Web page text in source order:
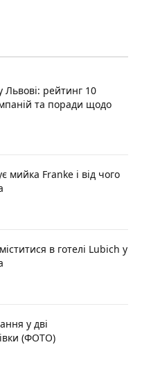
Львові: рейтинг 10
та поради щодо
мийка Franke і від чого
в готелі Lubich у
у дві
(ФОТО)